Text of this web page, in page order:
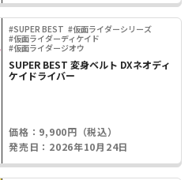
#SUPER BEST #仮面ライダーシリーズ
#仮面ライダーディケイド
#仮面ライダージオウ
SUPER BEST 変身ベルト DXネオディ
ケイドライバー
価格：9,900円（税込）
発売日：2026年10月24日